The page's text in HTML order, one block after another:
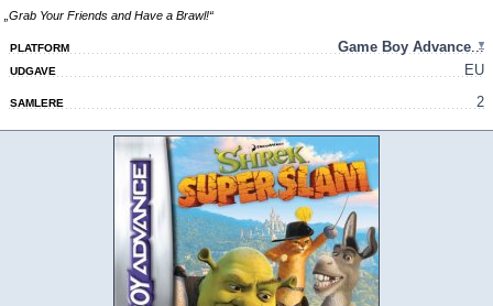
„Grab Your Friends and Have a Brawl!“
PLATFORM Game Boy Advance...
UDGAVE EU
SAMLERE 2